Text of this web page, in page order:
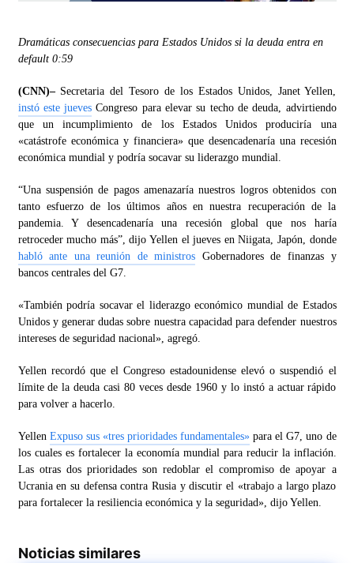
Dramáticas consecuencias para Estados Unidos si la deuda entra en
default 0:59
(CNN)–Secretaria del Tesoro de los Estados Unidos, Janet Yellen,
instó este jueves Congreso para elevar su techo de deuda, advirtiendo
que un incumplimiento de los Estados Unidos produciría una
«catástrofe económica y financiera» que desencadenaría una recesión
económica mundial y podría socavar su liderazgo mundial.
“Una suspensión de pagos amenazaría nuestros logros obtenidos con
tanto esfuerzo de los últimos años en nuestra recuperación de la
pandemia. Y desencadenaría una recesión global que nos haría
retroceder mucho más”, dijo Yellen el jueves en Niigata, Japón, donde
habló ante una reunión de ministros Gobernadores de finanzas y
bancos centrales del G7.
«También podría socavar el liderazgo económico mundial de Estados
Unidos y generar dudas sobre nuestra capacidad para defender nuestros
intereses de seguridad nacional», agregó.
Yellen recordó que el Congreso estadounidense elevó o suspendió el
límite de la deuda casi 80 veces desde 1960 y lo instó a actuar rápido
para volver a hacerlo.
Yellen Expuso sus «tres prioridades fundamentales» para el G7, uno de
los cuales es fortalecer la economía mundial para reducir la inflación.
Las otras dos prioridades son redoblar el compromiso de apoyar a
Ucrania en su defensa contra Rusia y discutir el «trabajo a largo plazo
para fortalecer la resiliencia económica y la seguridad», dijo Yellen.
Noticias similares